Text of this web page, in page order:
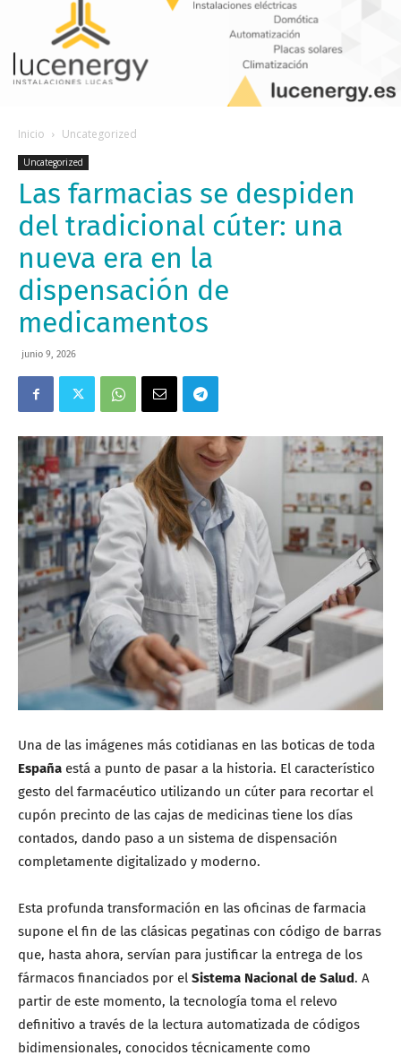
Inicio Uncategorized
Uncategorized
Las farmacias se despiden
del tradicional cúter: una
nueva era en la
dispensación de
medicamentos
junio 9, 2026
Una de las imágenes más cotidianas en las boticas de toda
España está a punto de pasar a la historia. El característico
gesto del farmacéutico utilizando un cúter para recortar el
cupón precinto de las cajas de medicinas tiene los días
contados, dando paso a un sistema de dispensación
completamente digitalizado y moderno.
Esta profunda transformación en las oficinas de farmacia
supone el fin de las clásicas pegatinas con código de barras
que, hasta ahora, servían para justificar la entrega de los
fármacos financiados por el Sistema Nacional de Salud. A
partir de este momento, la tecnología toma el relevo
definitivo a través de la lectura automatizada de códigos
bidimensionales, conocidos técnicamente como